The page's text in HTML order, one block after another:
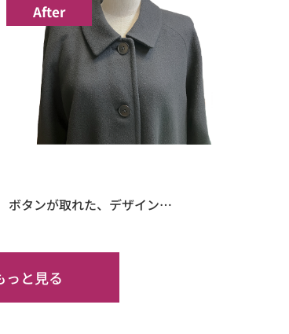
After
ボタンが取れた、デザイン…
っと見る